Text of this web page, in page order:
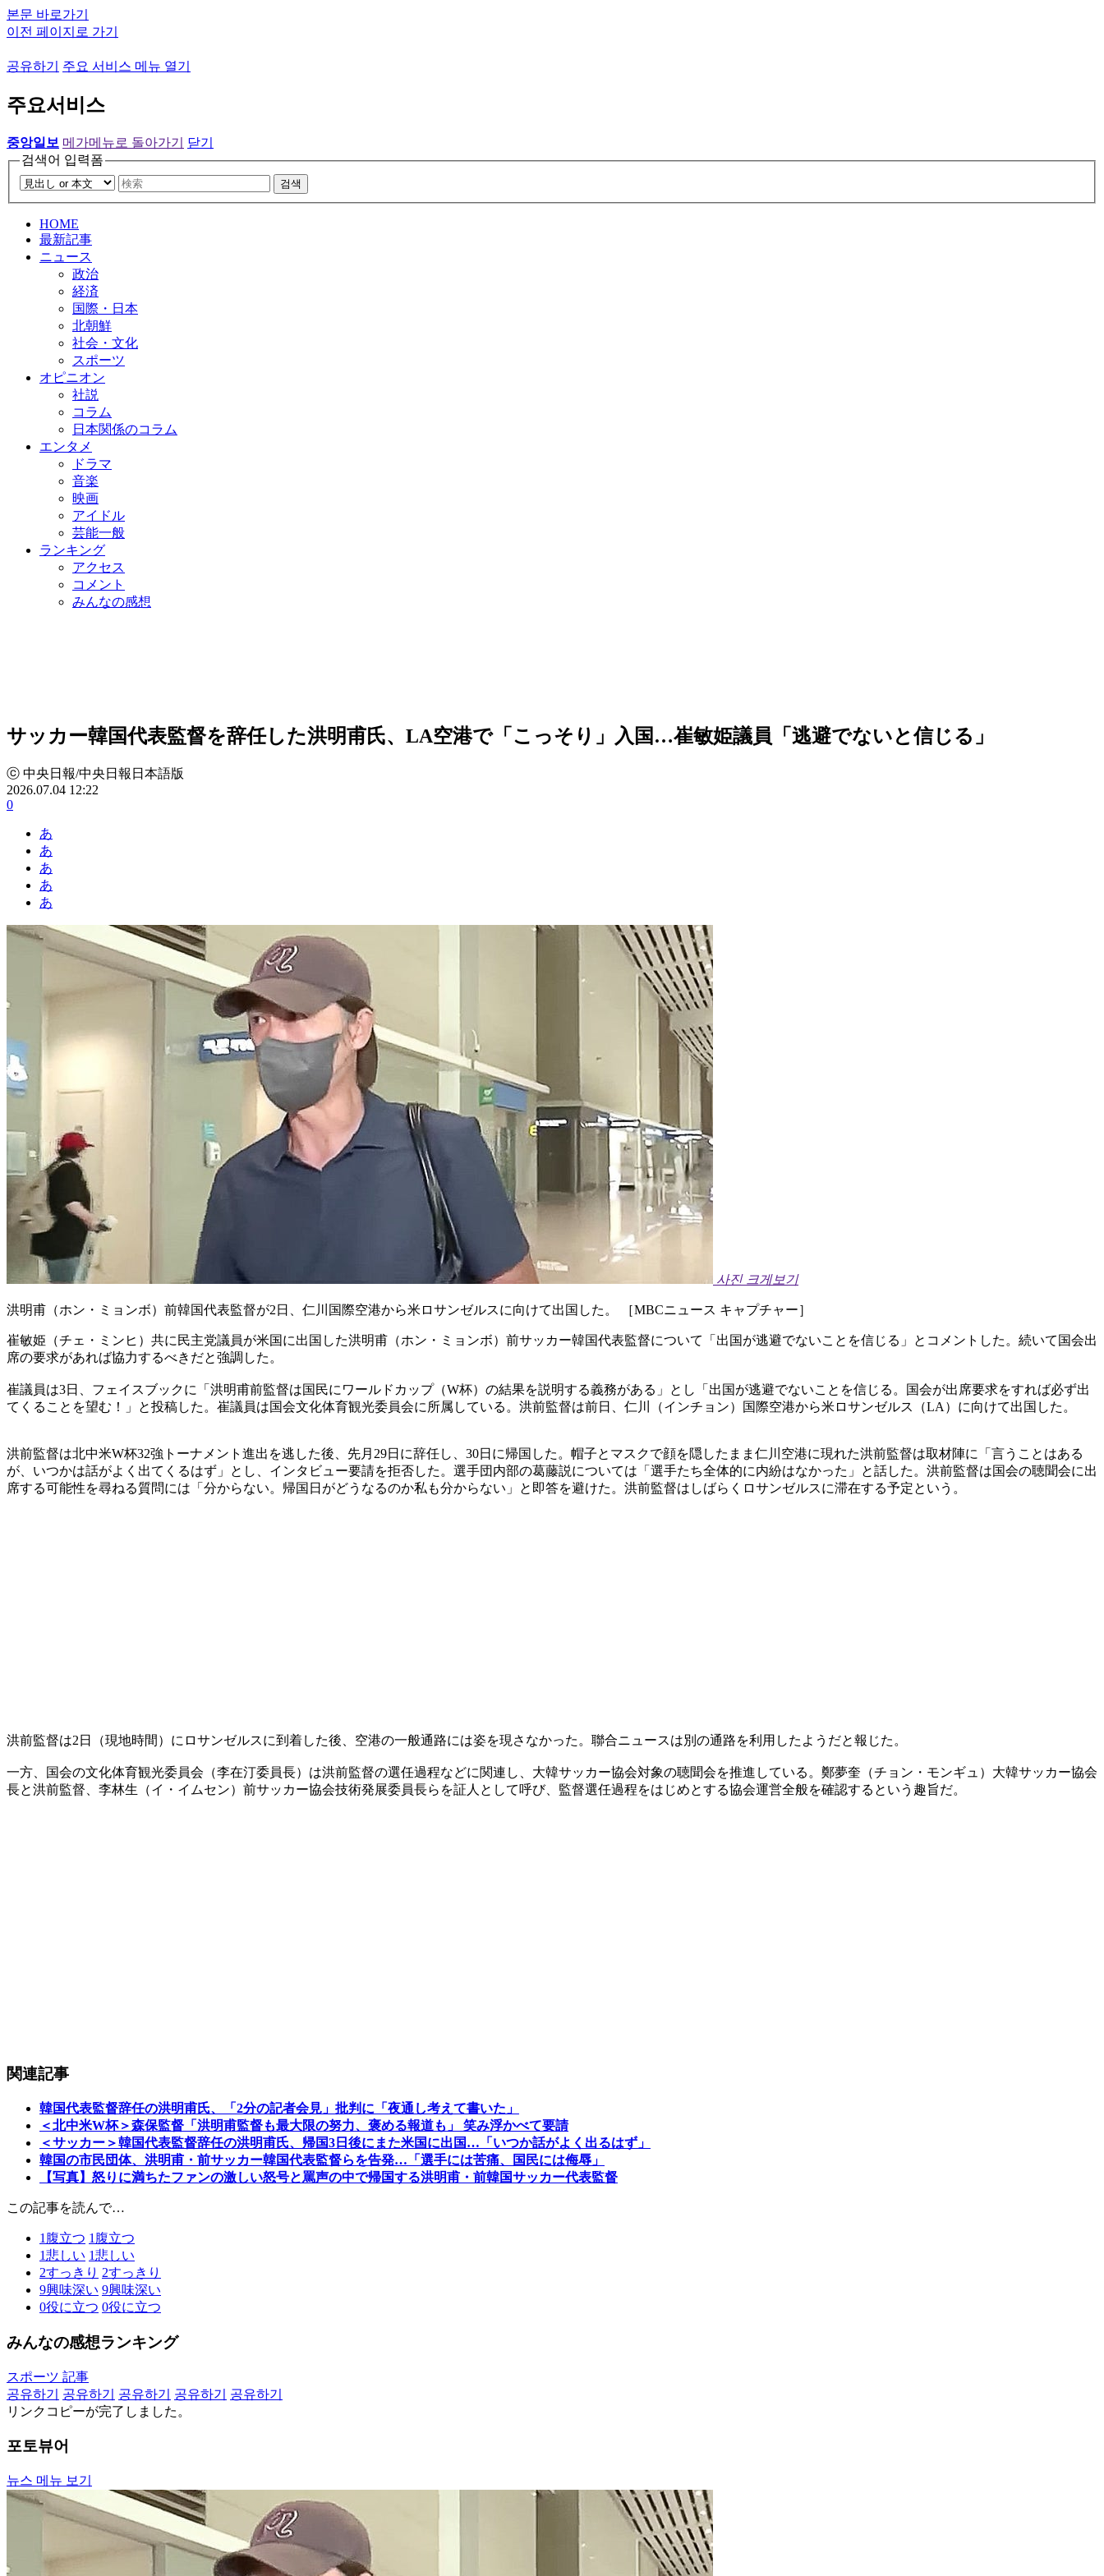
본문 바로가기
이전 페이지로 가기
공유하기 주요 서비스 메뉴 열기
주요서비스
중앙일보 메가메뉴로 돌아가기
닫기
검색어 입력폼
검색
HOME
最新記事
ニュース
政治
経済
国際・日本
北朝鮮
社会・文化
スポーツ
オピニオン
社説
コラム
日本関係のコラム
エンタメ
ドラマ
音楽
映画
アイドル
芸能一般
ランキング
アクセス
コメント
みんなの感想
サッカー韓国代表監督を辞任した洪明甫氏、LA空港で「こっそり」入国…崔敏姫議員「逃避でないと信じる」
ⓒ 中央日報/中央日報日本語版
2026.07.04 12:22
0
あ
あ
あ
あ
あ
사진 크게보기
洪明甫（ホン・ミョンボ）前韓国代表監督が2日、仁川国際空港から米ロサンゼルスに向けて出国した。 ［MBCニュース キャプチャー］
崔敏姫（チェ・ミンヒ）共に民主党議員が米国に出国した洪明甫（ホン・ミョンボ）前サッカー韓国代表監督について「出国が逃避でないことを信じる」とコメントした。続いて国会出
席の要求があれば協力するべきだと強調した。
崔議員は3日、フェイスブックに「洪明甫前監督は国民にワールドカップ（W杯）の結果を説明する義務がある」とし「出国が逃避でないことを信じる。国会が出席要求をすれば必ず出
てくることを望む！」と投稿した。崔議員は国会文化体育観光委員会に所属している。洪前監督は前日、仁川（インチョン）国際空港から米ロサンゼルス（LA）に向けて出国した。
洪前監督は北中米W杯32強トーナメント進出を逃した後、先月29日に辞任し、30日に帰国した。帽子とマスクで顔を隠したまま仁川空港に現れた洪前監督は取材陣に「言うことはある
が、いつかは話がよく出てくるはず」とし、インタビュー要請を拒否した。選手団内部の葛藤説については「選手たち全体的に内紛はなかった」と話した。洪前監督は国会の聴聞会に出
席する可能性を尋ねる質問には「分からない。帰国日がどうなるのか私も分からない」と即答を避けた。洪前監督はしばらくロサンゼルスに滞在する予定という。
洪前監督は2日（現地時間）にロサンゼルスに到着した後、空港の一般通路には姿を現さなかった。聯合ニュースは別の通路を利用したようだと報じた。
一方、国会の文化体育観光委員会（李在汀委員長）は洪前監督の選任過程などに関連し、大韓サッカー協会対象の聴聞会を推進している。鄭夢奎（チョン・モンギュ）大韓サッカー協会
長と洪前監督、李林生（イ・イムセン）前サッカー協会技術発展委員長らを証人として呼び、監督選任過程をはじめとする協会運営全般を確認するという趣旨だ。
関連記事
韓国代表監督辞任の洪明甫氏、「2分の記者会見」批判に「夜通し考えて書いた」
＜北中米W杯＞森保監督「洪明甫監督も最大限の努力、褒める報道も」 笑み浮かべて要請
＜サッカー＞韓国代表監督辞任の洪明甫氏、帰国3日後にまた米国に出国…「いつか話がよく出るはず」
韓国の市民団体、洪明甫・前サッカー韓国代表監督らを告発…「選手には苦痛、国民には侮辱」
【写真】怒りに満ちたファンの激しい怒号と罵声の中で帰国する洪明甫・前韓国サッカー代表監督
この記事を読んで…
1 腹立つ 1 腹立つ
1悲しい 1悲しい
2すっきり 2すっきり
9興味深い 9興味深い
0役に立つ 0役に立つ
みんなの感想ランキング
スポーツ 記事
공유하기
공유하기 공유하기 공유하기
공유하기
リンクコピーが完了しました。
포토뷰어
뉴스 메뉴 보기